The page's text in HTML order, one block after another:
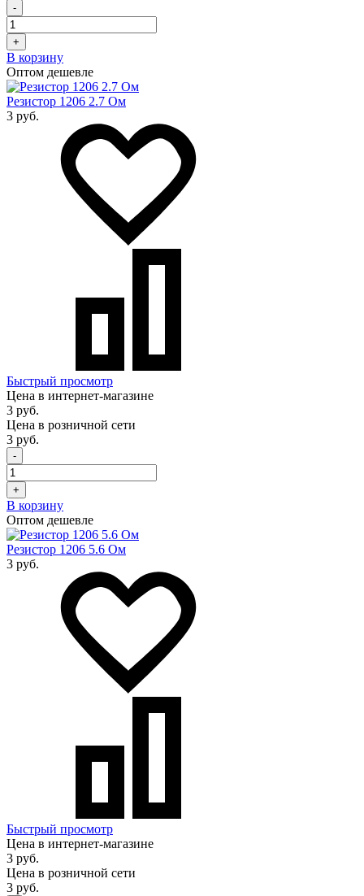
-
+
В корзину
Оптом дешевле
Резистор 1206 2.7 Ом
3 руб.
Быстрый просмотр
Цена в интернет-магазине
3 руб.
Цена в розничной сети
3 руб.
-
+
В корзину
Оптом дешевле
Резистор 1206 5.6 Ом
3 руб.
Быстрый просмотр
Цена в интернет-магазине
3 руб.
Цена в розничной сети
3 руб.